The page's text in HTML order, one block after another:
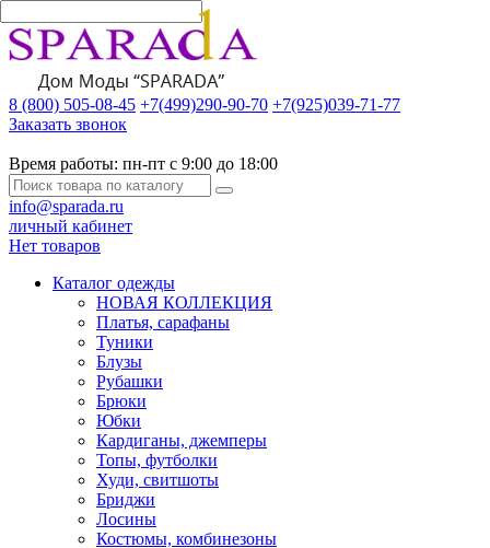
8 (800) 505-08-45 +7(499)290-90-70 +7(925)039-71-77
Заказать звонок
Время работы: пн-пт с 9:00 до 18:00
info@sparada.ru
личный кабинет
Нет товаров
Каталог одежды
НОВАЯ КОЛЛЕКЦИЯ
Платья, сарафаны
Туники
Блузы
Рубашки
Брюки
Юбки
Кардиганы, джемперы
Топы, футболки
Худи, свитшоты
Бриджи
Лосины
Костюмы, комбинезоны